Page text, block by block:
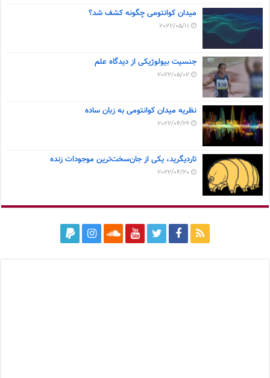
میدان کوانتومی چگونه کشف شد؟
2022/05/11
جنسیت بیولوژیکی از دیدگاه علم
2022/05/02
نظریه میدان کوانتومی به زبان ساده
2022/04/26
تاردیگرید، یکی از جان‌سخت‌ترین موجودات زنده
2022/04/20